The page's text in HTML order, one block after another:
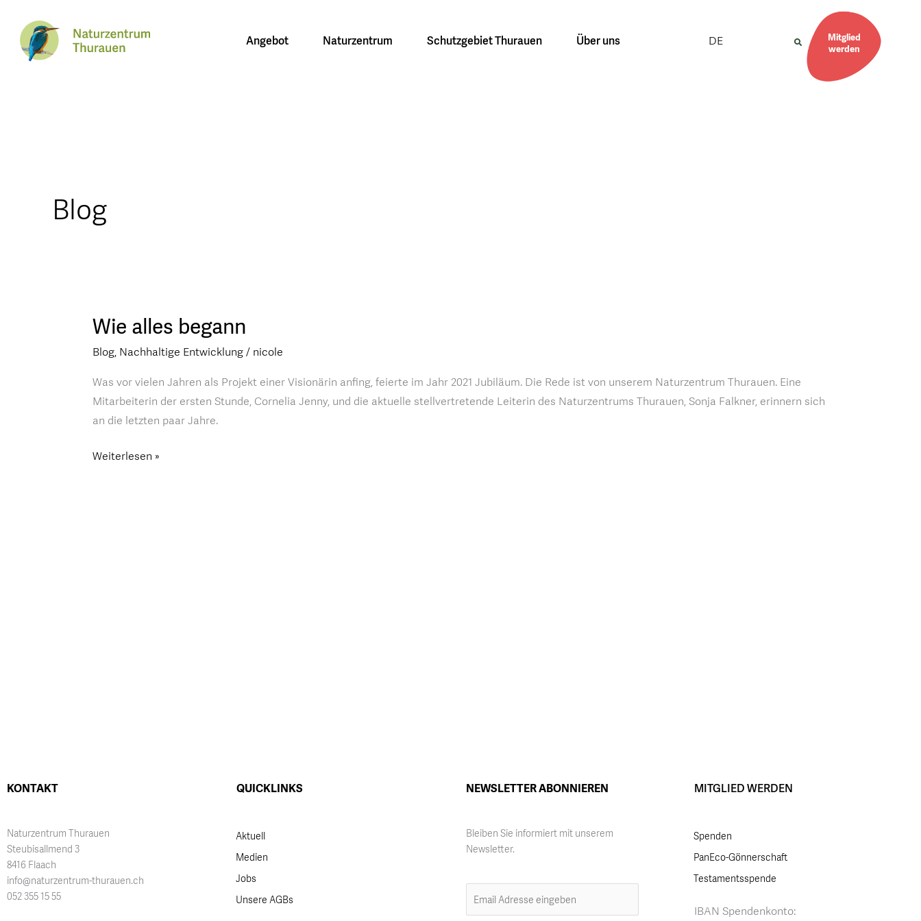
Angebot Naturzentrum Schutzgebiet Thurauen Über uns DE
Mitglied
werden
Blog
Wie alles begann
Blog, Nachhaltige Entwicklung/ nicole
Was vor vielen Jahren als Projekt einer Visionärin anfing, feierte im Jahr 2021 Jubiläum. Die Rede ist von unserem Naturzentrum Thurauen. Eine
Mitarbeiterin der ersten Stunde, Cornelia Jenny, und die aktuelle stellvertretende Leiterin des Naturzentrums Thurauen, Sonja Falkner, erinnern sich
an die letzten paar Jahre.
Wie
begann
Weiterlesen »
KONTAKT
Naturzentrum Thurauen
Steubisallmend 3
8416 Flaach
info@naturzentrum-thurauen.ch
052 355 15 55
QUICKLINKS
Aktuell
Medien
Jobs
Unsere AGBs
NEWSLETTER ABONNIEREN
Bleiben Sie informiert mit unserem
Newsletter.
MITGLIED WERDEN
Spenden
PanEco-Gönnerschaft
Testamentsspende
IBAN Spendenkonto: